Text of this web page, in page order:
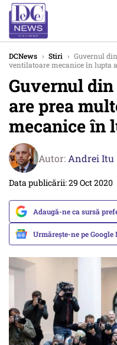
DCNews › Stiri › Guvernul
ventilatoare mecanice în lupta
Guvernul
are prea
mecanice în
Autor: Andrei Itu
Data publicării: 29 Oct 2020
Adaugă-ne ca sursă
Urmărește-ne pe Google